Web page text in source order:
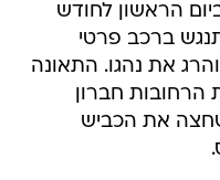
הראשון לחודש
ברכב פרטי
את נהגו. התאונה
חברון
שחצה את הכביש